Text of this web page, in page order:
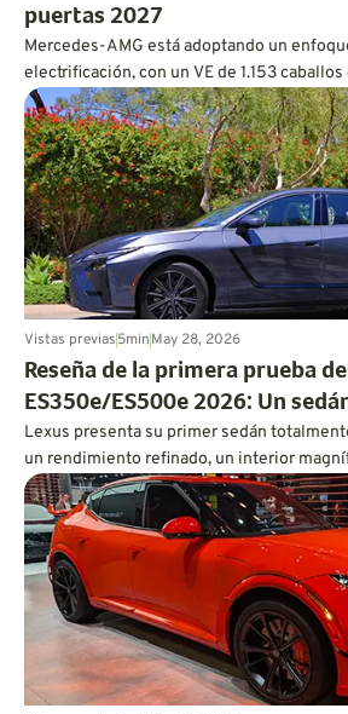
puertas 2027
Mercedes-AMG está adoptando un
electrificación, con un VE de 1.153
corazón y el alma de un V8.
Vistas previas5minMay 28, 2026
Reseña de la primera prueba
ES350e/ES500e 2026: Un
Lexus presenta su primer sedán
un rendimiento refinado, un interior
de autonomía.